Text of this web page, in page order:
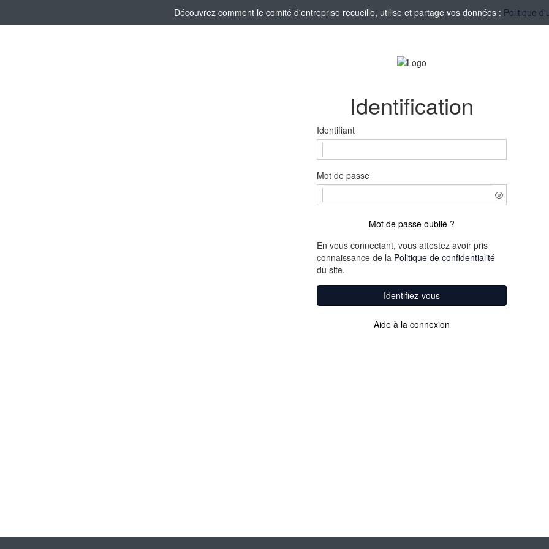
Découvrez comment le comité d'entreprise recueille, utilise et partage vos données : Politique
Identification
Identifiant
Mot de passe
Mot de passe oublié ?
En vous connectant, vous attestez avoir pris
connaissance de la Politique de confidentialité
du site.
Identifiez-vous
Aide à la connexion